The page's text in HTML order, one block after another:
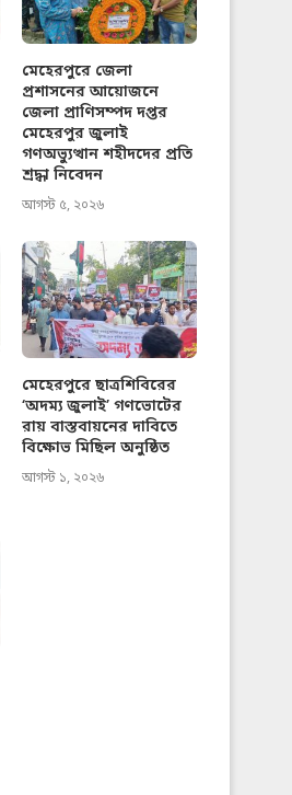
মেহেরপুরে জেলা
প্রশাসনের আয়োজনে
জেলা প্রাণিসম্পদ দপ্তর
মেহেরপুর জুলাই
গণঅভ্যুত্থান শহীদদের প্রতি
শ্রদ্ধা নিবেদন
আগস্ট ৫, ২০২৬
মেহেরপুরে ছাত্রশিবিরের
‘অদম্য জুলাই’ গণভোটের
রায় বাস্তবায়নের দাবিতে
বিক্ষোভ মিছিল অনুষ্ঠিত
আগস্ট ১, ২০২৬